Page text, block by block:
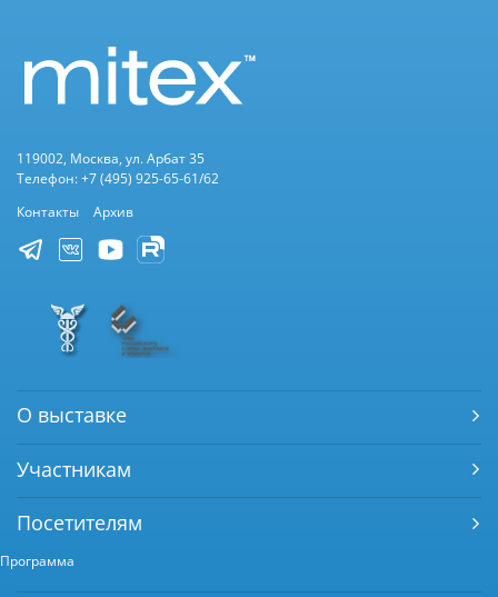
119002, Москва, ул. Арбат 35
Телефон: +7 (495) 925-65-61/62
Контакты
Архив
О выставке
Участникам
Посетителям
Программа